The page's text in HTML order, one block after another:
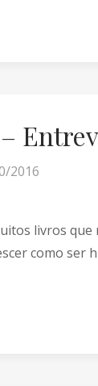
2016
livros
como ser